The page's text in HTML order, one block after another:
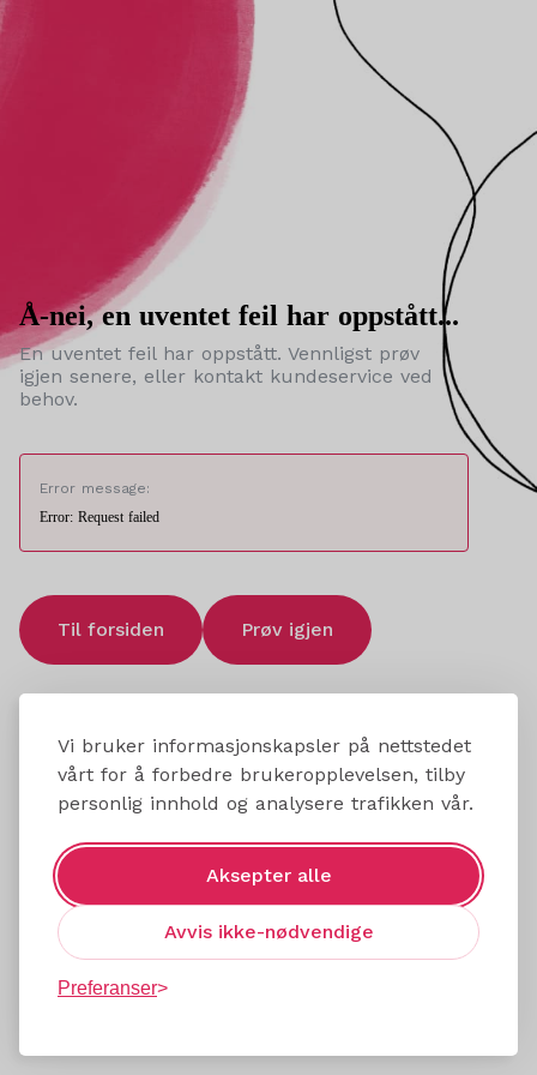
Vi bruker informasjonskapsler på nettstedet
vårt for å forbedre brukeropplevelsen, tilby
personlig innhold og analysere trafikken vår.
Aksepter alle
Avvis ikke-nødvendige
Preferanser
Å-nei, en uventet feil har oppstått...
En uventet feil har oppstått. Vennligst prøv
igjen senere, eller kontakt kundeservice ved
behov.
Error message:
Error: Request failed
Til forsiden Prøv igjen